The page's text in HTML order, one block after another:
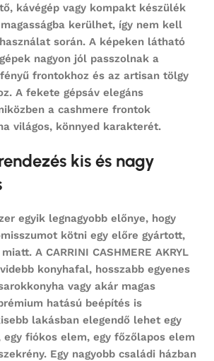
kávégép vagy kompakt készülék
kerülhet, így nem kell
során. A képeken látható
nagyon jól passzolnak a
frontokhoz és az artisan tölgy
A fekete gépsáv elegáns
a cashmere frontok
világos, könnyed karakterét.
kis és nagy
egyik legnagyobb előnye, hogy
kötni egy előre gyártott,
A CARRINI CASHMERE AKRYL
konyhafal, hosszabb egyenes
vagy akár magas
hatású beépítés is
lakásban elegendő lehet egy
egy fiókos elem, egy főzőlapos elem
Egy nagyobb családi házban